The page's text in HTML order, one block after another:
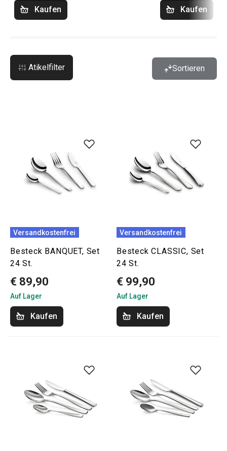
Kaufen Kaufen
Atikelfilter Sortieren
Versandkostenfrei
Besteck BANQUET, Set
24 St.
€ 89,90
Auf Lager
Kaufen
Versandkostenfrei
Besteck CLASSIC, Set
24 St.
€ 99,90
Auf Lager
Kaufen